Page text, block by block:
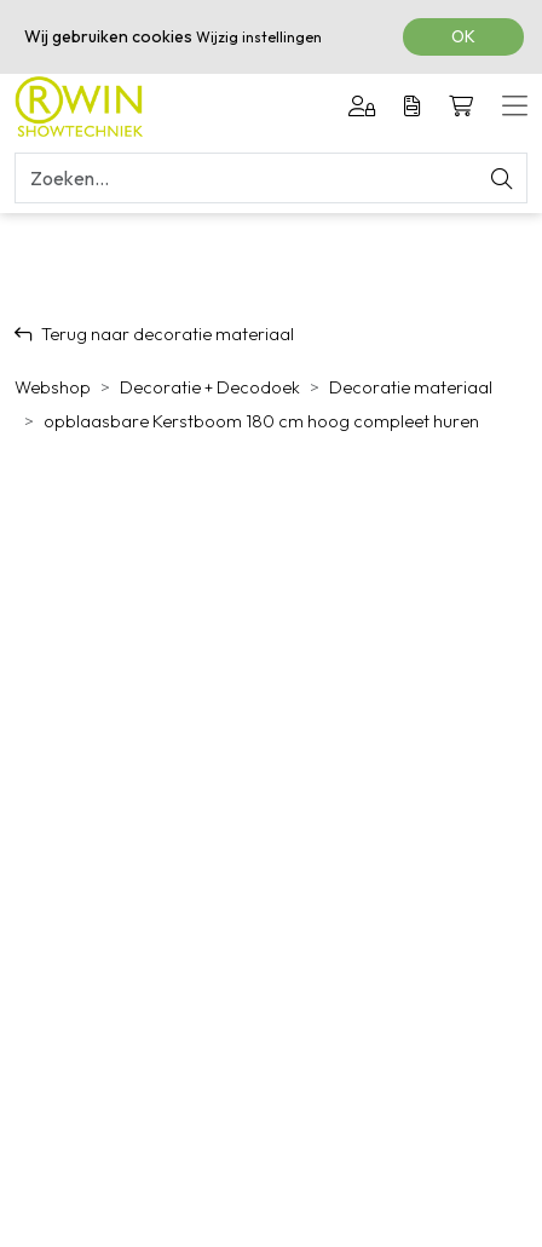
050-3601616
Terug naar decoratie materiaal
Webshop Decoratie + Decodoek
Decoratie materiaal
opblaasbare Kerstboom 180 cm hoog compleet huren
Wij gebruiken cookies Wijzig instellingen OK